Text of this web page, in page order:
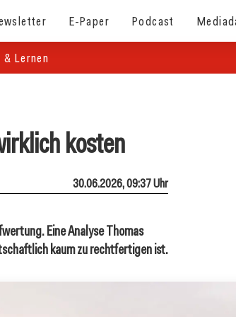
E-Paper Podcast
& Lernen
kosten
30.06.2026, 09:37 Uhr
Eine Analyse Thomas
kaum zu rechtfertigen ist.